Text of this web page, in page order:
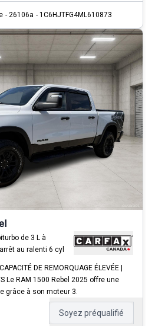
- 26106a - 1C6HJTFG4ML610873
de 3 L à
au ralenti 6 cyl
DE REMORQUAGE ÉLEVÉE |
Le RAM 1500 Rebel 2025 offre une
grâce à son moteur 3.
Soyez préqualifié